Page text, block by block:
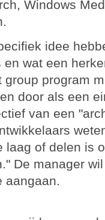
Windows
idee
wat een
group program
door als een
van een
laag of delen is
De manager
aangaan.